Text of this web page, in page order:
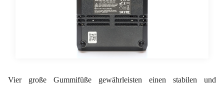
Vier große Gummifüße gewährleisten einen stabilen und